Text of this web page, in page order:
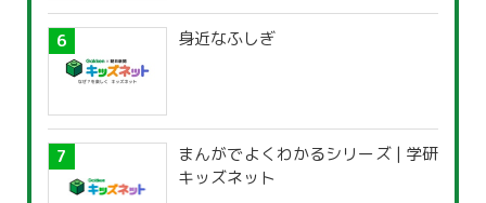
身近なふしぎ
まんがでよくわかるシリーズ | 学研
キッズネット